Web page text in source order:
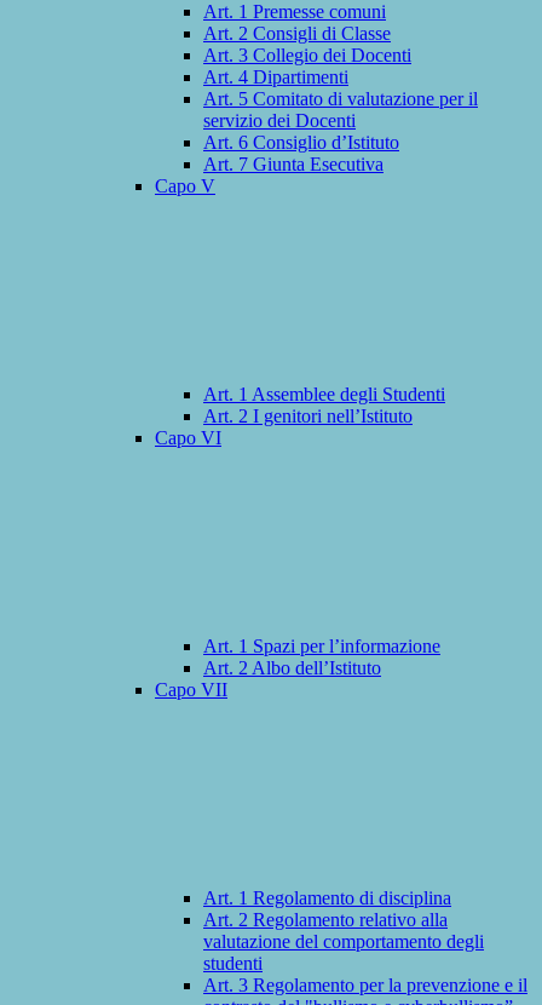
Art. 1 Premesse comuni
Art. 2 Consigli di Classe
Art. 3 Collegio dei Docenti
Art. 4 Dipartimenti
Art. 5 Comitato di valutazione per il
servizio dei Docenti
Art. 6 Consiglio d’Istituto
Art. 7 Giunta Esecutiva
Capo V
Art. 1 Assemblee degli Studenti
Art. 2 I genitori nell’Istituto
Capo VI
Art. 1 Spazi per l’informazione
Art. 2 Albo dell’Istituto
Capo VII
Art. 1 Regolamento di disciplina
Art. 2 Regolamento relativo alla
valutazione del comportamento degli
studenti
Art. 3 Regolamento per la prevenzione e il